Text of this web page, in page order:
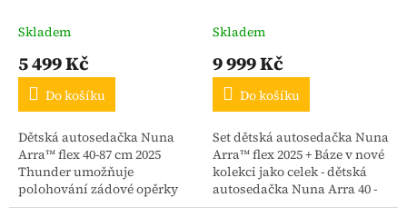
Skladem
5 499 Kč
Do košíku
Dětská autosedačka Nuna
Arra™ flex 40-87 cm 2025
Thunder umožňuje
polohování zádové opěrky
jak na kočárku, tak během
Skladem
9 999 Kč
Do košíku
Set dětská autosedačka Nuna
Arra™ flex 2025 + Báze v nové
kolekci jako celek - dětská
autosedačka Nuna Arra 40 -
87 cm 2025 (do 13 kg) + báze!